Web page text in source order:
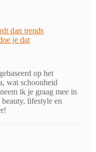
dan trends
je dat
op het
wat schoonheid
ik je graag mee in
lifestyle en